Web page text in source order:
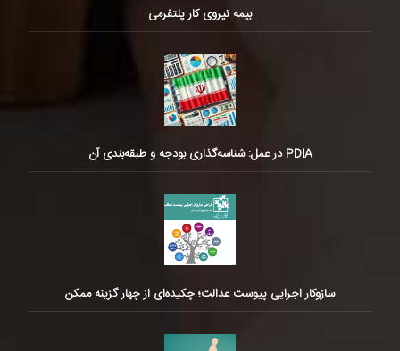
بیمه نیروی کار پلتفرمی
PDIA در عمل: شناسه‌گذاری بودجه و طبقه‌بندی آن
سازوکار اجرایی پیوست عدالت؛ چکیده‌ای از چهار گزینه ممکن